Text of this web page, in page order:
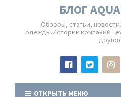
БЛОГ
Обзоры, статьи,
одежды.Истории компаний
ОТКРЫТЬ МЕНЮ